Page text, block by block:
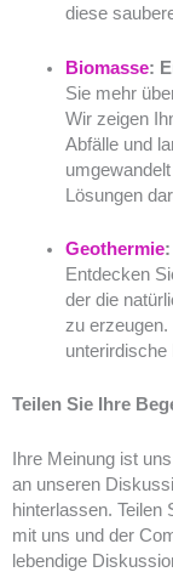
diese
Biomasse:
Sie mehr
Wir zeigen
Abfälle und
Lösungen
Geothermie:
Entdecken
der die
zu
unterirdische
Teilen Sie Ihre
Ihre Meinung ist
an unseren
hinterlassen. Teilen
mit uns und der
lebendige